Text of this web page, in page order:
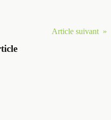
Article suivant »